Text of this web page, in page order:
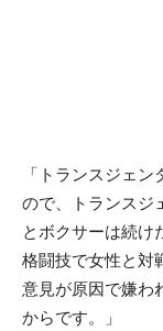
「トランスジェ
ので、トランスジ
とボクサーは続け
格闘技で女性と対
意見が原因で嫌わ
からです。」